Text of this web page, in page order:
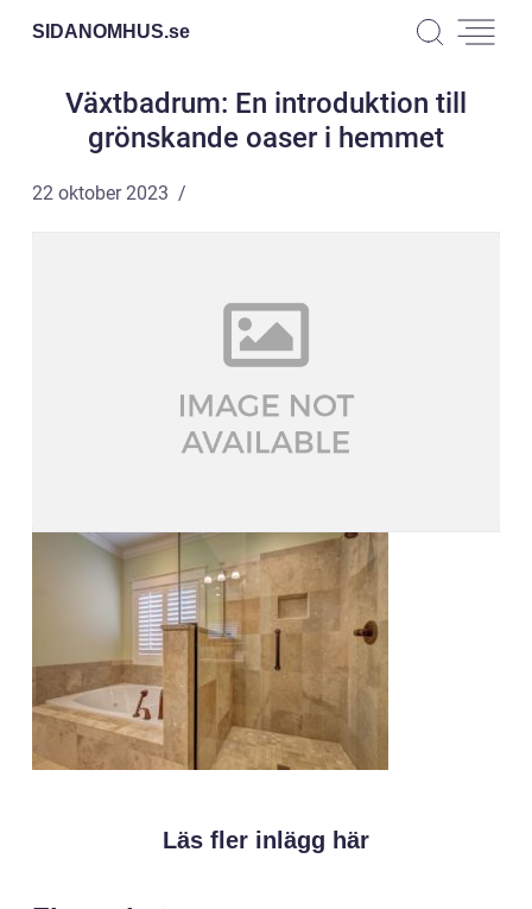
SIDANOMHUS.se
Växtbadrum: En introduktion till
grönskande oaser i hemmet
22 oktober 2023
Läs fler inlägg här